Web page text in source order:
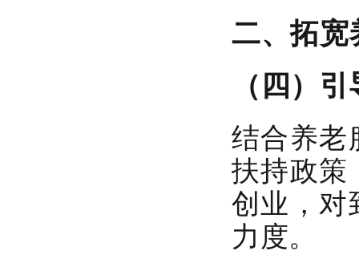
二、拓宽
（四）
结合养老
扶持政策
创业，对
力度。